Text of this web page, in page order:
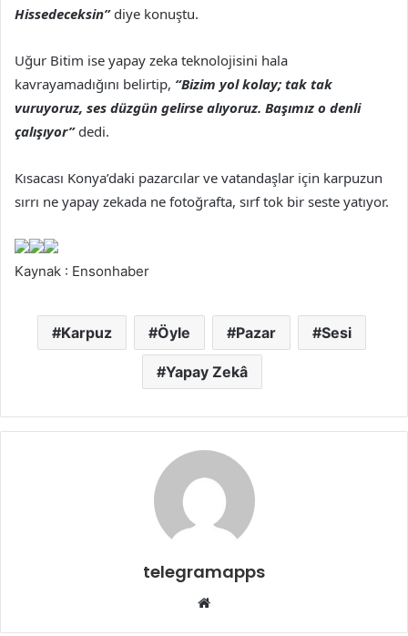
Hissedeceksin”diye konuştu.
Uğur Bitim ise yapay zeka teknolojisini hala
kavrayamadığını belirtip, “Bizim yol kolay; tak tak
vuruyoruz, ses düzgün gelirse alıyoruz. Başımız o denli
çalışıyor”dedi.
Kısacası Konya’daki pazarcılar ve vatandaşlar için karpuzun
sırrı ne yapay zekada ne fotoğrafta, sırf tok bir seste yatıyor.
Kaynak : Ensonhaber
Karpuz Öyle Pazar Sesi
Yapay Zekâ
telegramapps
Web